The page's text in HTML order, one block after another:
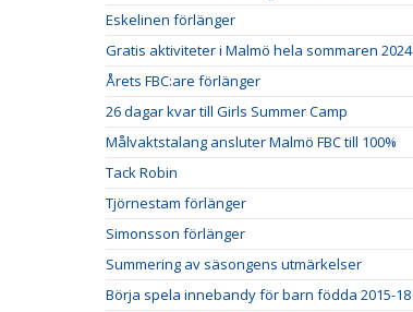
Eskelinen förlänger
Gratis aktiviteter i Malmö hela sommaren 2024
Årets FBC:are förlänger
26 dagar kvar till Girls Summer Camp
Målvaktstalang ansluter Malmö FBC till 100%
Tack Robin
Tjörnestam förlänger
Simonsson förlänger
Summering av säsongens utmärkelser
Börja spela innebandy för barn födda 2015-18